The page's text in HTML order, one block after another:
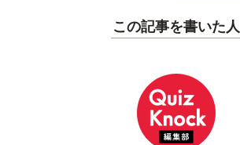
この記事を書いた人